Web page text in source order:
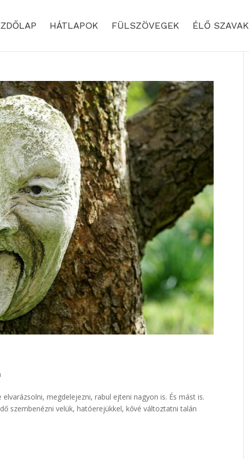
HÁTLAPOK FÜLSZÖVEGEK ÉLŐ SZAVAK
megdelejezni, rabul ejteni nagyon is. És mást is.
szembenézni velük, hatóerejükkel, kővé változtatni talán